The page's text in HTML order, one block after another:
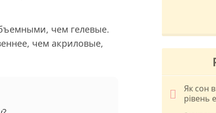
чем гелевые.
чем акриловые,
Як сон
рівень